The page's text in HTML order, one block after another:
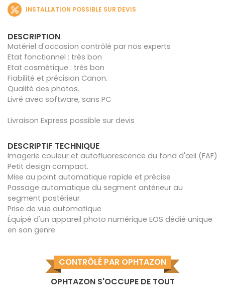
INSTALLATION POSSIBLE SUR DEVIS
DESCRIPTION
Matériel d'occasion contrôlé par nos experts
Etat fonctionnel : très bon
Etat cosmétique : très bon
Fiabilité et précision Canon.
Qualité des photos.
Livré avec software, sans PC
Livraison Express possible sur devis
DESCRIPTIF TECHNIQUE
Imagerie couleur et autofluorescence du fond d'œil (FAF)
Petit design compact.
Mise au point automatique rapide et précise
Passage automatique du segment antérieur au
segment postérieur
Prise de vue automatique
Équipé d'un appareil photo numérique EOS dédié unique
en son genre
CONTRÔLÉ PAR OPHTAZON
OPHTAZON S'OCCUPE DE TOUT